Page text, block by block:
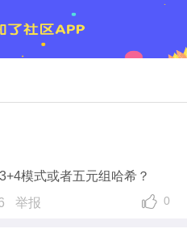
模式或者五元组哈希？
举报 0